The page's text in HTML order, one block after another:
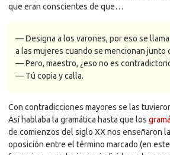
que eran conscientes de que…
— Designa a los varones, por eso se
a las mujeres cuando se mencionan junto
— Pero, maestro, ¿eso no es
— Tú copia y calla.
Con contradicciones mayores se las
Así hablaba la gramática hasta que los
de comienzos del siglo XX nos enseñaron
oposición entre el término marcado (en